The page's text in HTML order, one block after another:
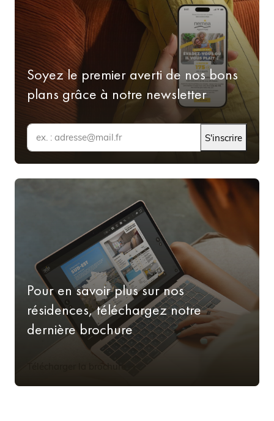
Soyez le premier averti de nos bons
plans grâce à notre newsletter
S'inscrire
Pour en savoir plus sur nos
résidences, téléchargez notre
dernière brochure